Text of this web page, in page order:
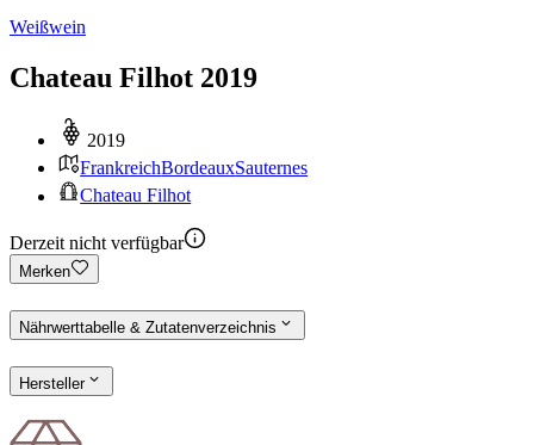
Weißwein
Chateau Filhot 2019
2019
FrankreichBordeauxSauternes
Chateau Filhot
Derzeit nicht verfügbar
Merken
Nährwerttabelle & Zutatenverzeichnis
Hersteller